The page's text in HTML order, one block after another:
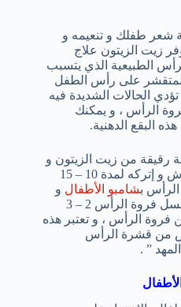
شعر طفلك و تنعيمه و
زيت الزيتون علاج
الطبيعية الذي يتسبب
على رأس الطفل
الحالات الشديدة فيه
الرأس ، و يمكنك
البقع الدهنية.
رقيقة من زيت الزيتون و
تدليكه بفرشاة ناعمة أو قطعة قماش و إتركه لمدة 10 – 15
بشامبو الأطفال و
شطفه بالماء الدافئ. ستحتاجين لغسل فروة الرأس 2 – 3
فروة الرأس ، و تعتبر هذه
من قشرة الرأس
” .